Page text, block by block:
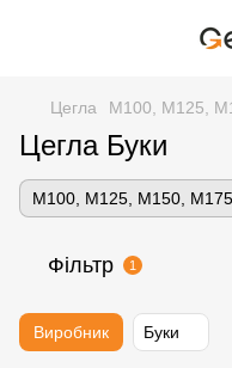
Цегла М100, М125,
Цегла Буки
М100, М125, М150,
Фільтр 1
Виробник Буки